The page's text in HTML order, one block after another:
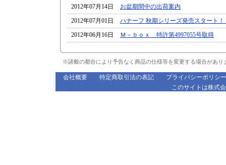
2012年07月14日
お盆期間中の出荷案内
2012年07月01日
ハナーフ 秋期シリーズ発売スタート！
2012年06月16日
Ｍ－ｂｏｘ 特許第4997055号取得
※諸般の都合により予告なく商品の仕様等を変更する場合があり
会社概要 特定商取引法の表記
プライバシーポリシー
このサイトは株式